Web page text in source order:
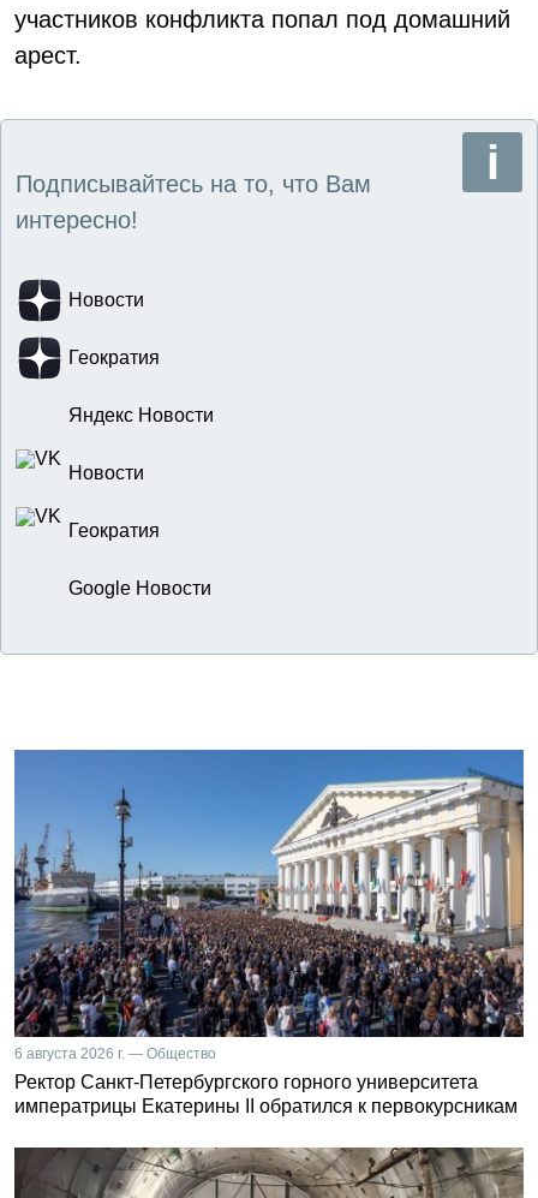
участников конфликта попал под домашний
арест.
Подписывайтесь на то, что Вам
интересно!
Новости
Геократия
Яндекс Новости
Новости
Геократия
Google Новости
6 августа 2026 г. — Общество
Ректор Санкт-Петербургского горного университета
императрицы Екатерины II обратился к первокурсникам